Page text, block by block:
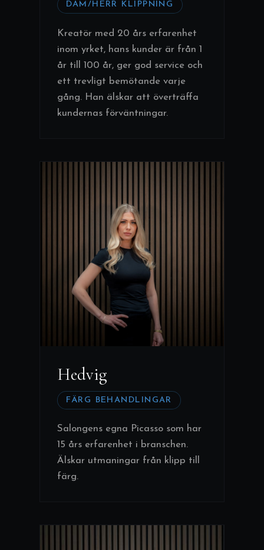
DAM/HERR KLIPPNING
Kreatör med 20 års erfarenhet
inom yrket, hans kunder är från 1
år till 100 år, ger god service och
ett trevligt bemötande varje
gång. Han älskar att överträffa
kundernas förväntningar.
Hedvig
FÄRG BEHANDLINGAR
Salongens egna Picasso som har
15 års erfarenhet i branschen.
Älskar utmaningar från klipp till
färg.